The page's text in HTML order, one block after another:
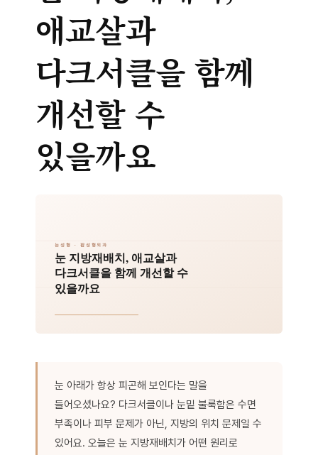
애교살과
다크서클을 함께
개선할 수
있을까요
눈 아래가 항상 피곤해 보인다는 말을
들어오셨나요? 다크서클이나 눈밑 불룩함은 수면
부족이나 피부 문제가 아닌, 지방의 위치 문제일 수
있어요. 오늘은 눈 지방재배치가 어떤 원리로